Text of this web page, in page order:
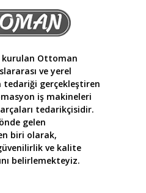
kurulan Ottoman
ve yerel
tedariği gerçekleştiren
iş makineleri
tedarikçisidir.
gelen
biri olarak,
ve kalite
belirlemekteyiz.